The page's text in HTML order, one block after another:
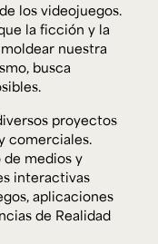
los videojuegos.
la ficción y la
nuestra
busca
proyectos
comerciales.
de medios y
interactivas
aplicaciones
de Realidad